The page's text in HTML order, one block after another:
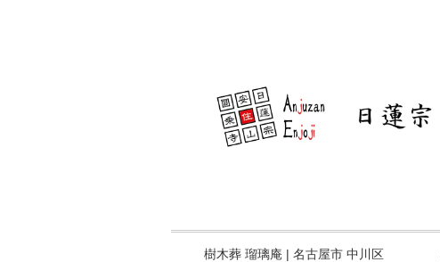
樹木葬 瑠璃庵 | 名古屋市 中川区